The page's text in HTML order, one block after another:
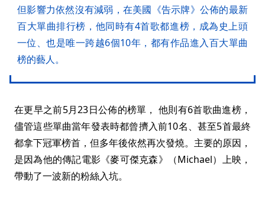
但影響力依然沒有減弱，在美國《告示牌》公佈的最新
百大單曲排行榜，他同時有4首歌都進榜，成為史上頭
一位、也是唯一跨越6個10年，都有作品進入百大單曲
榜的藝人。
在更早之前5月23日公佈的榜單， 他則有6首歌曲進榜，
儘管這些單曲當年發表時都曾擠入前10名、甚至5首最終
都拿下冠軍榜首，但多年後依然再次發燒。主要的原因，
是因為他的傳記電影《麥可傑克森》（Michael）上映，
帶動了一波新的粉絲入坑。